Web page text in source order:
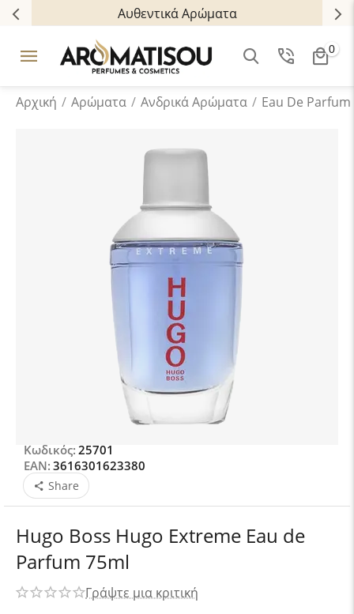
Αυθεντικά Αρώματα
0
Αρχική / Αρώματα / Ανδρικά Aρώματα / Eau De Parfum
EAN: 3616301623380
Κωδικός: 25701
Share
Hugo Boss Hugo Extreme Eau de
Parfum 75ml
Γράψτε μια κριτική